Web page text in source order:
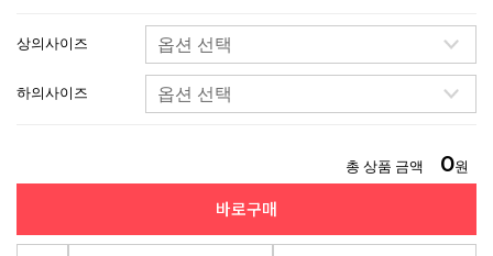
상의사이즈
하의사이즈
총 상품 금액 0원
바로구매